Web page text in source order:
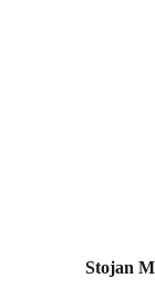
Stojan